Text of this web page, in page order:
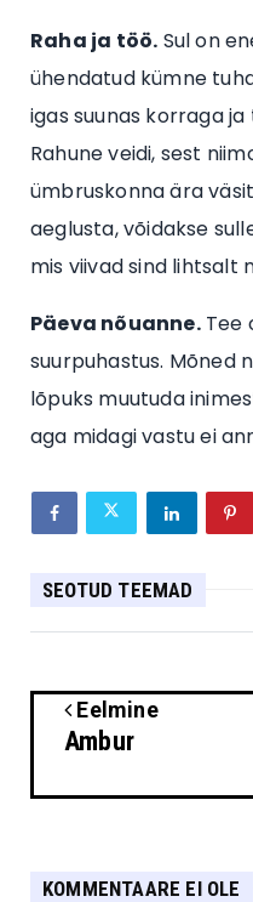
Raha ja töö. Sul on
ühendatud kümne
igas suunas korraga
Rahune veidi, sest
ümbruskonna ära
aeglusta, võidakse
mis viivad sind lihtsalt
Päeva nõuanne.Tee
suurpuhastus. Mõned
lõpuks muutuda
aga midagi vastu ei
SEOTUD TEEMAD
Eelmine
Ambur
KOMMENTAARE EI OLE